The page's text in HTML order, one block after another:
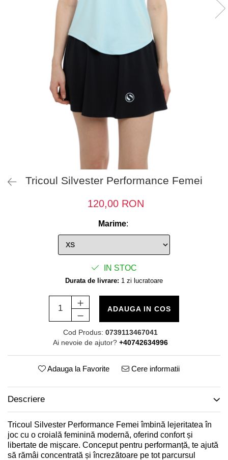
Tricoul Silvester Performance Femei
120,00 RON
Marime:
IN STOC
Durata de livrare: 1 zi lucratoare
ADAUGA IN COS
Cod Produs: 0739113467041
Ai nevoie de ajutor? +40742634996
Adauga la Favorite Cere informatii
Descriere
Tricoul Silvester Performance Femei îmbină lejeritatea în
joc cu o croială feminină modernă, oferind confort și
libertate de mișcare. Conceput pentru performanță, te ajută
să rămâi concentrată și încrezătoare pe tot parcursul